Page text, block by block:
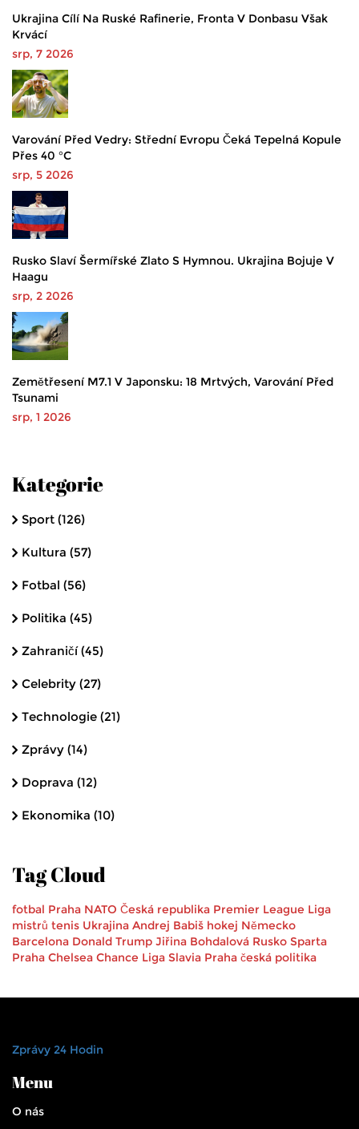
Ukrajina Cílí Na Ruské Rafinerie, Fronta V Donbasu Však
Krvácí
srp, 7 2026
Varování Před Vedry: Střední Evropu Čeká Tepelná Kopule
Přes 40 °C
srp, 5 2026
Rusko Slaví Šermířské Zlato S Hymnou. Ukrajina Bojuje V
Haagu
srp, 2 2026
Zemětřesení M7.1 V Japonsku: 18 Mrtvých, Varování Před
Tsunami
srp, 1 2026
Kategorie
Sport (126)
Kultura (57)
Fotbal (56)
Politika (45)
Zahraničí(45)
Celebrity (27)
Technologie (21)
Zprávy (14)
Doprava (12)
Ekonomika (10)
Tag Cloud
fotbal Praha NATO Česká republika Premier League Liga
mistrů tenis Ukrajina Andrej Babiš hokej Německo
Barcelona Donald Trump Jiřina Bohdalová Rusko Sparta
Praha Chelsea Chance Liga Slavia Praha česká politika
Zprávy 24 Hodin
Menu
O nás